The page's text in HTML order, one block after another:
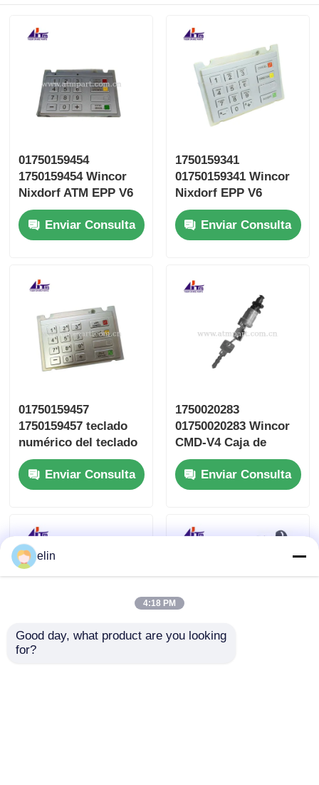
01750159454
1750159454 Wincor
Nixdorf ATM EPP V6
teclado ruso
Enviar Consulta
1750159341
01750159341 Wincor
Nixdorf EPP V6
Teclado inglés EPPV6
Enviar Consulta
01750159457
1750159457 teclado
numérico del teclado
de Wincor EPPV6
EPP V6 árabe
Enviar Consulta
1750020283
01750020283 Wincor
CMD-V4 Caja de
seguridad de caja
Enviar Consulta
elin
4:18 PM
Good day, what product are you looking
for?